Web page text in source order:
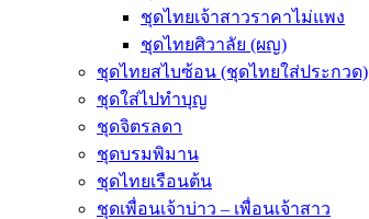
ชุดไทยเจ้าสาวราคาไม่แพง
ชุดไทยศิวาลัย (ผญ)
ชุดไทยสไบซ้อน (ชุดไทยใส่ประกวด)
ชุดใส่ไปทำบุญ
ชุดจิตรลดา
ชุดบรมพิมาน
ชุดไทยเรือนต้น
ชุดเพื่อนเจ้าบ่าว – เพื่อนเจ้าสาว